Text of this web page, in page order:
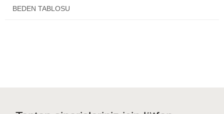
BEDEN TABLOSU